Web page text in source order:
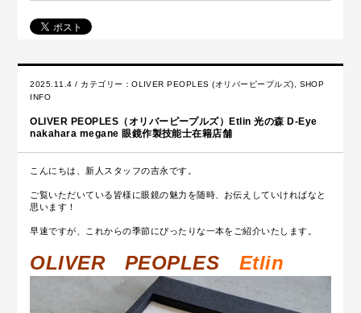
2025.11.4 / カテゴリー：OLIVER PEOPLES (オリバーピープルズ)
SHOP
INFO
OLIVER PEOPLES（オリバーピープルズ）Etlin 光の森 D-Eye
nakahara megane 眼鏡作製技能士在籍店舗
こんにちは、新人スタッフの吉永です。
ご覧いただいている皆様に眼鏡の魅力を随時、お伝えしていければなと
思います！
早速ですが、これからの季節にぴったりな一本をご紹介いたします。
OLIVER PEOPLES Etlin